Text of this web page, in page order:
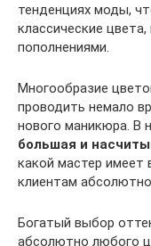
тенденциях моды,
классические
пополнениями.
Многообразие
проводить немало
нового маникюра. В
большая и
какой мастер
клиентам
Богатый выбор
абсолютно любого